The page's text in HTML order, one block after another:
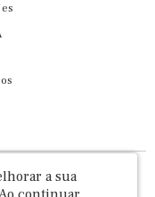
0001-86
/ SP - CEP 03016-030
a sua